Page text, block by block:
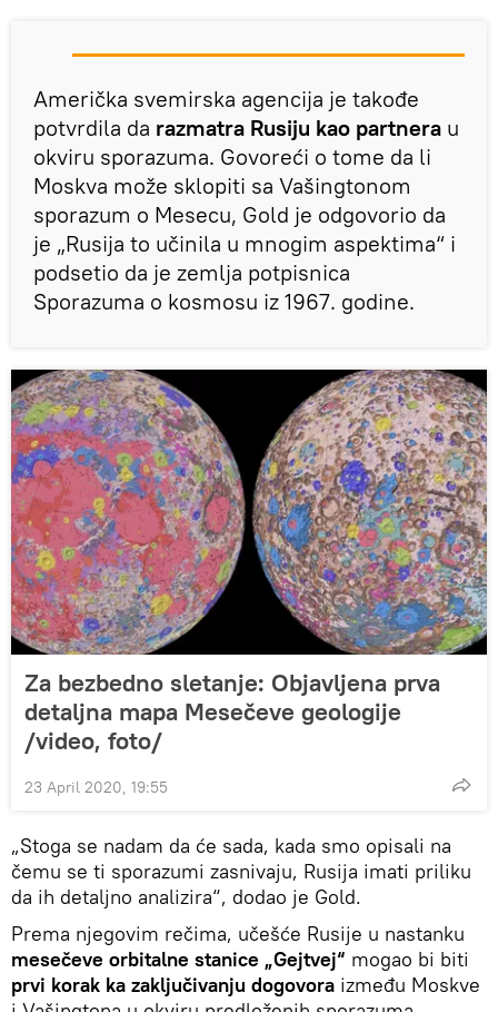
Američka svemirska agencija je takođe
potvrdila da razmatra Rusiju kao partnera u
okviru sporazuma. Govoreći o tome da li
Moskva može sklopiti sa Vašingtonom
sporazum o Mesecu, Gold je odgovorio da
je „Rusija to učinila u mnogim aspektima“ i
podsetio da je zemlja potpisnica
Sporazuma o kosmosu iz 1967. godine.
Za bezbedno sletanje: Objavljena prva
detaljna mapa Mesečeve geologije
/video, foto/
23 April 2020, 19:55
„Stoga se nadam da će sada, kada smo opisali na
čemu se ti sporazumi zasnivaju, Rusija imati priliku
da ih detaljno analizira“, dodao je Gold.
Prema njegovim rečima, učešće Rusije u nastanku
mesečeve orbitalne stanice „Gejtvej“ mogao bi biti
prvi korak ka zaključivanju dogovora između Moskve